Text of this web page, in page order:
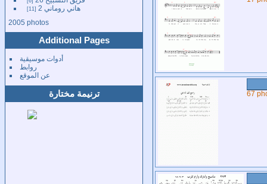
هاني روماني 2 11
2005 photos
Additional Pages
أدوات موسيقية
روابط
عن الموقع
ترنيمة مختارة 67